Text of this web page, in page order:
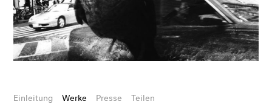
Einleitung Werke Presse Teilen